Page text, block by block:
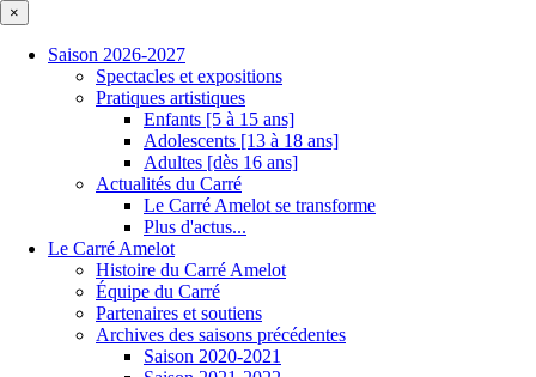
×
Saison 2026-2027
Spectacles et expositions
Pratiques artistiques
Enfants [5 à 15 ans]
Adolescents [13 à 18 ans]
Adultes [dès 16 ans]
Actualités du Carré
Le Carré Amelot se transforme
Plus d'actus...
Le Carré Amelot
Histoire du Carré Amelot
Équipe du Carré
Partenaires et soutiens
Archives des saisons précédentes
Saison 2020-2021